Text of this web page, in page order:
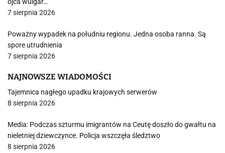
7 sierpnia 2026
Poważny wypadek na południu regionu. Jedna osoba ranna. Są
spore utrudnienia
7 sierpnia 2026
NAJNOWSZE WIADOMOŚCI
Tajemnica nagłego upadku krajowych serwerów
8 sierpnia 2026
Media: Podczas szturmu imigrantów na Ceutę doszło do gwałtu na
nieletniej dziewczynce. Policja wszczęła śledztwo
8 sierpnia 2026